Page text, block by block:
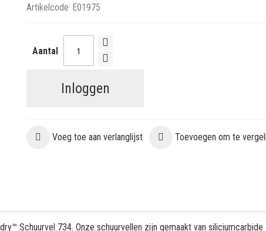
Artikelcode E01975
Aantal
Inloggen
Voeg toe aan verlanglijst Toevoegen om te
Schuurvel 734. Onze schuurvellen zijn gemaakt van siliciumcarbide